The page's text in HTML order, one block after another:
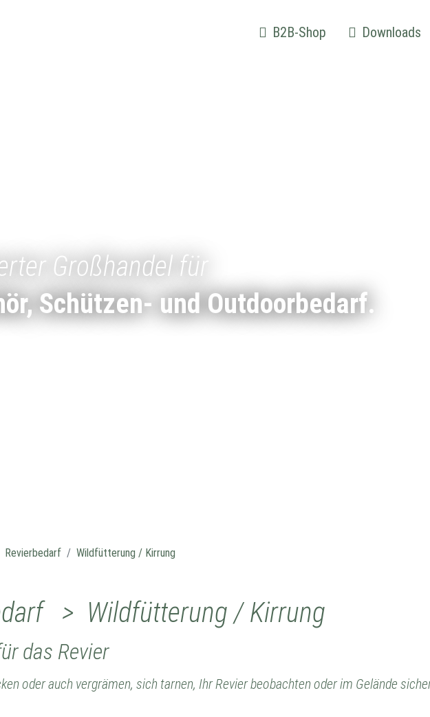
B2B-Shop Downloads
Großhandel für
Schützen- und Outdoorbedarf.
Revierbedarf Wildfütterung / Kirrung
> Wildfütterung / Kirrung
das Revier
oder auch vergrämen, sich tarnen, Ihr Revier beobachten oder im Gelände